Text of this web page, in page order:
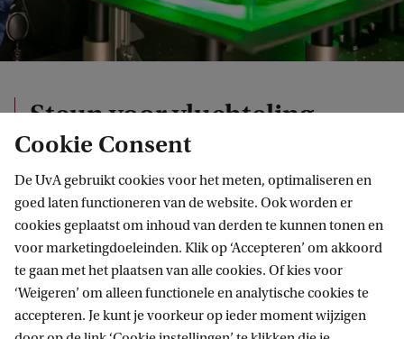
Steun voor vluchteling
Het Amsterdams Universiteitsfonds ondersteunt
vluchtelingen vanuit het Fonds Studie zonder
Grenzen.
Beurs voor vluchtelingstudent
Cookie Consent
De UvA gebruikt cookies voor het meten, optimaliseren en
goed laten functioneren van de website. Ook worden er
cookies geplaatst om inhoud van derden te kunnen tonen en
voor marketingdoeleinden. Klik op ‘Accepteren’ om akkoord
te gaan met het plaatsen van alle cookies. Of kies voor
‘Weigeren’ om alleen functionele en analytische cookies te
accepteren. Je kunt je voorkeur op ieder moment wijzigen